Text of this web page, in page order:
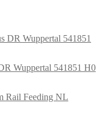
Wuppertal 541851 H0